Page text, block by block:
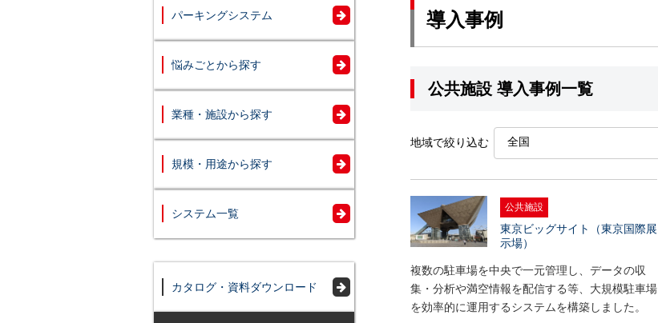
導入事例
公共施設 導入事例一覧
地域で絞り込む
公共施設
東京ビッグサイト（東京国際展
示場）
複数の駐車場を中央で一元管理し、データの収
集・分析や満空情報を配信する等、大規模駐車場
を効率的に運用するシステムを構築しました。
パーキングシステム
悩みごとから探す
業種・施設から探す
規模・用途から探す
システム一覧
カタログ・資料ダウンロード